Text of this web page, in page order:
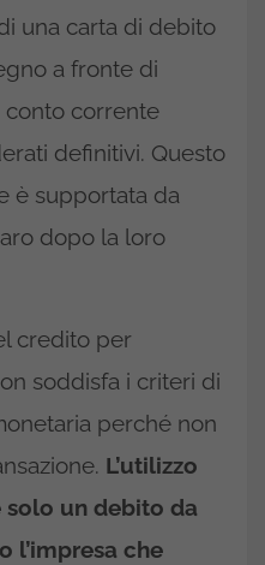
una carta di debito
a fronte di
conto corrente
definitivi. Questo
è supportata da
dopo la loro
credito per
soddisfa i criteri di
perché non
L’utilizzo
un debito da
l’impresa che